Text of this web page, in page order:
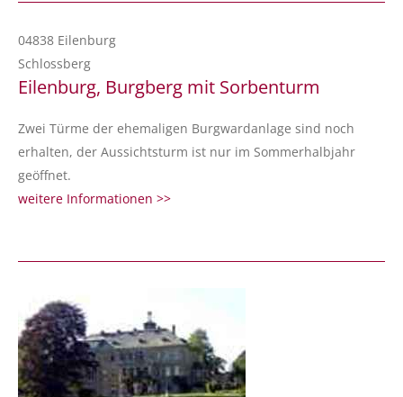
04838 Eilenburg
Schlossberg
Eilenburg, Burgberg mit Sorbenturm
Zwei Türme der ehemaligen Burgwardanlage sind noch
erhalten, der Aussichtsturm ist nur im Sommerhalbjahr
geöffnet.
weitere Informationen >>